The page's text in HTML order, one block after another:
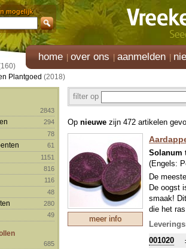
mogelijk
home over ons aanmelden
Plantgoed (2018)
2843
294
78
61
1151
816
116
48
280
49
685
filter op
Op nieuwe zijn 472 artikelen
meer info
Solanum
(Engels:
De
De oogst
smaak!
die het
Onze
ons
001020